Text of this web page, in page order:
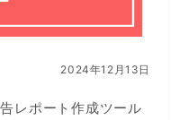
2024年12月13日
レポート作成ツール